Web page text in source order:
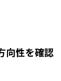
向性を確認